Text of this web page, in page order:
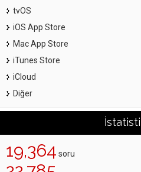
tvOS
iOS App Store
Mac App Store
iTunes Store
iCloud
Diğer
19,364 soru